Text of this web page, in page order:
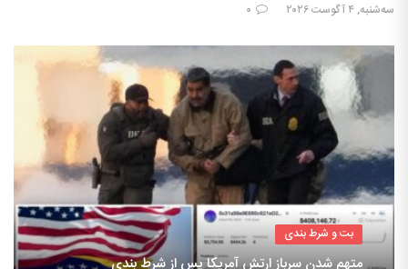
سه‌شنبه, ۴ آگوست ۲۰۲۶ ۰
بت و شرط بندی
متهم شدن سرباز ارتش آمریکا پس از شرط بندی